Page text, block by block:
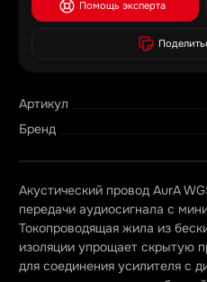
Артикул
Бренд
Акустический провод AurA
передачи аудиосигнала с
Токопроводящая жила из
изоляции упрощает скрытую
для соединения усилителя с
Помощь эксперта